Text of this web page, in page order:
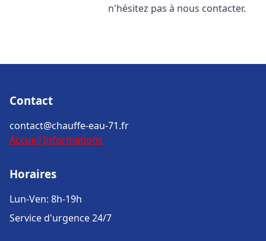
n'hésitez pas à nous contacter.
Contact
contact@chauffe-eau-71.fr
Accueil Informations
Horaires
Lun-Ven: 8h-19h
Service d'urgence 24/7